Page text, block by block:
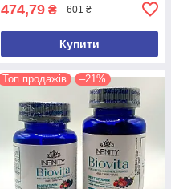
474,79 ₴ 601 ₴
Купити
Топ продажів –21%